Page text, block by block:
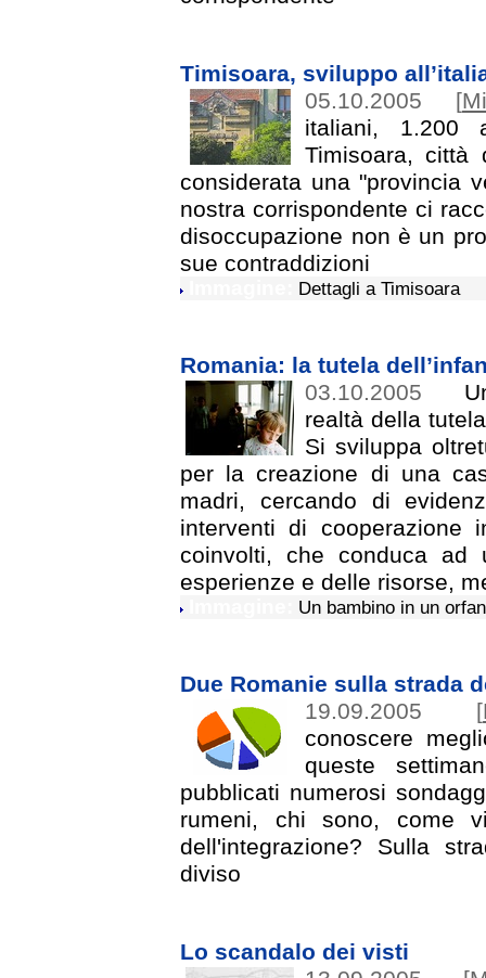
Timisoara, sviluppo
05.10.2005
[
italiani, 1.200
Timisoara, città
considerata una "provincia
nostra corrispondente ci
disoccupazione non è un
sue contraddizioni
Dettagli a Timisoara
Romania: la tutela
03.10.2005
realtà della
Si sviluppa
per la creazione di una
madri, cercando di
interventi di
coinvolti, che conduca ad
esperienze e delle risorse,
Un bambino in un
Due Romanie sulla strada
19.09.2005
[
conoscere
queste
pubblicati numerosi
rumeni, chi sono, come
dell'integrazione? Sulla
diviso
Lo scandalo dei visti